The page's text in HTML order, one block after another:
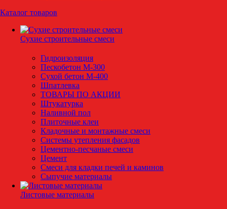
Каталог товаров
Сухие строительные смеси
Гидроизоляция
Пескобетон М-300
Сухой бетон М-400
Шпатлевка
ТОВАРЫ ПО АКЦИИ
Штукатурка
Наливной пол
Плиточные клеи
Кладочные и монтажные смеси
Системы утепления фасадов
Цементно-песчаные смеси
Цемент
Смеси для кладки печей и каминов
Сыпучие материалы
Листовые материалы